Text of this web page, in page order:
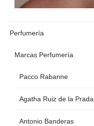
Perfumería
Marcas Perfumería
Pacco Rabanne
Agatha Ruiz de la Prada
Antonio Banderas